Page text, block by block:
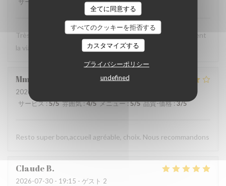
全てに同意する
すべてのクッキーを拒否する
カスタマイズする
プライバシーポリシー
undefined
Très chic, très bon service ! Une pépite pour ceux qui aiment
la viande !
Mme
2026-08-01
サービス:5/5 雰囲気:4/5 メニュー:5/5 品質-価格:3/5
Resto super bon,accueil agréable, choix. Nous recommandons
ClaudeB
2026-07-30 - 19:15 - ゲスト 2